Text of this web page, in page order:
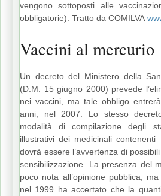
vengono sottoposti alle
obbligatorie). Tratto da COMILVA
Vaccini al mercurio
Un decreto del Ministero della
(D.M. 15 giugno 2000) prevede
nei vaccini, ma tale obbligo
anni, nel 2007. Lo stesso
modalità di compilazione degli
illustrativi dei medicinali
dovrà essere l’avvertenza di
sensibilizzazione. La presenza del
poco nota all’opinione pubblica,
nel 1999 ha accertato che la